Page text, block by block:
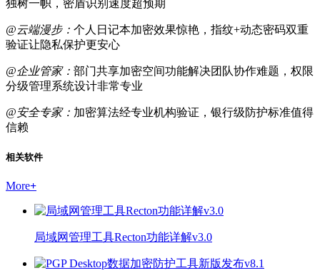
独树一帜，密盾识别速度超预期
@云端漫步： 个人日记本加密效果惊艳，指纹+动态密码双重
验证让隐私保护更安心
@企业管家： 部门共享加密空间功能解决团队协作难题，权限
分级管理系统设计非常专业
@安全专家： 加密算法经专业机构验证，银行级防护标准值得
信赖
相关软件
More+
局域网管理工具Recton功能详解v3.0